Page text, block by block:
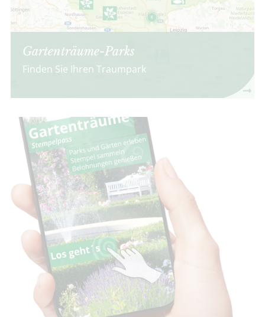
Gartenträume-Parks
Finden Sie Ihren Traumpark